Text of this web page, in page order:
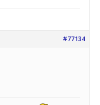
#77134